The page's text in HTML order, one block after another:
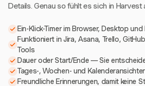
Details. Genau so fühlt es sich in Harvest
Ein-Klick-Timer im Browser, Desktop
Funktioniert in Jira, Asana, Trello,
Tools
Dauer oder Start/Ende — Sie
Tages-, Wochen- und
Freundliche Erinnerungen, damit keine